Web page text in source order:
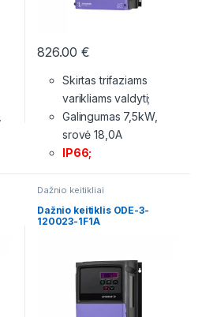
826.00€
Skirtas trifaziams
varikliams valdyti;
Galingumas 7,5kW,
srovė 18,0A
IP66;
Dažnio keitikliai
Dažnio keitiklis ODE-3-
120023-1F1A